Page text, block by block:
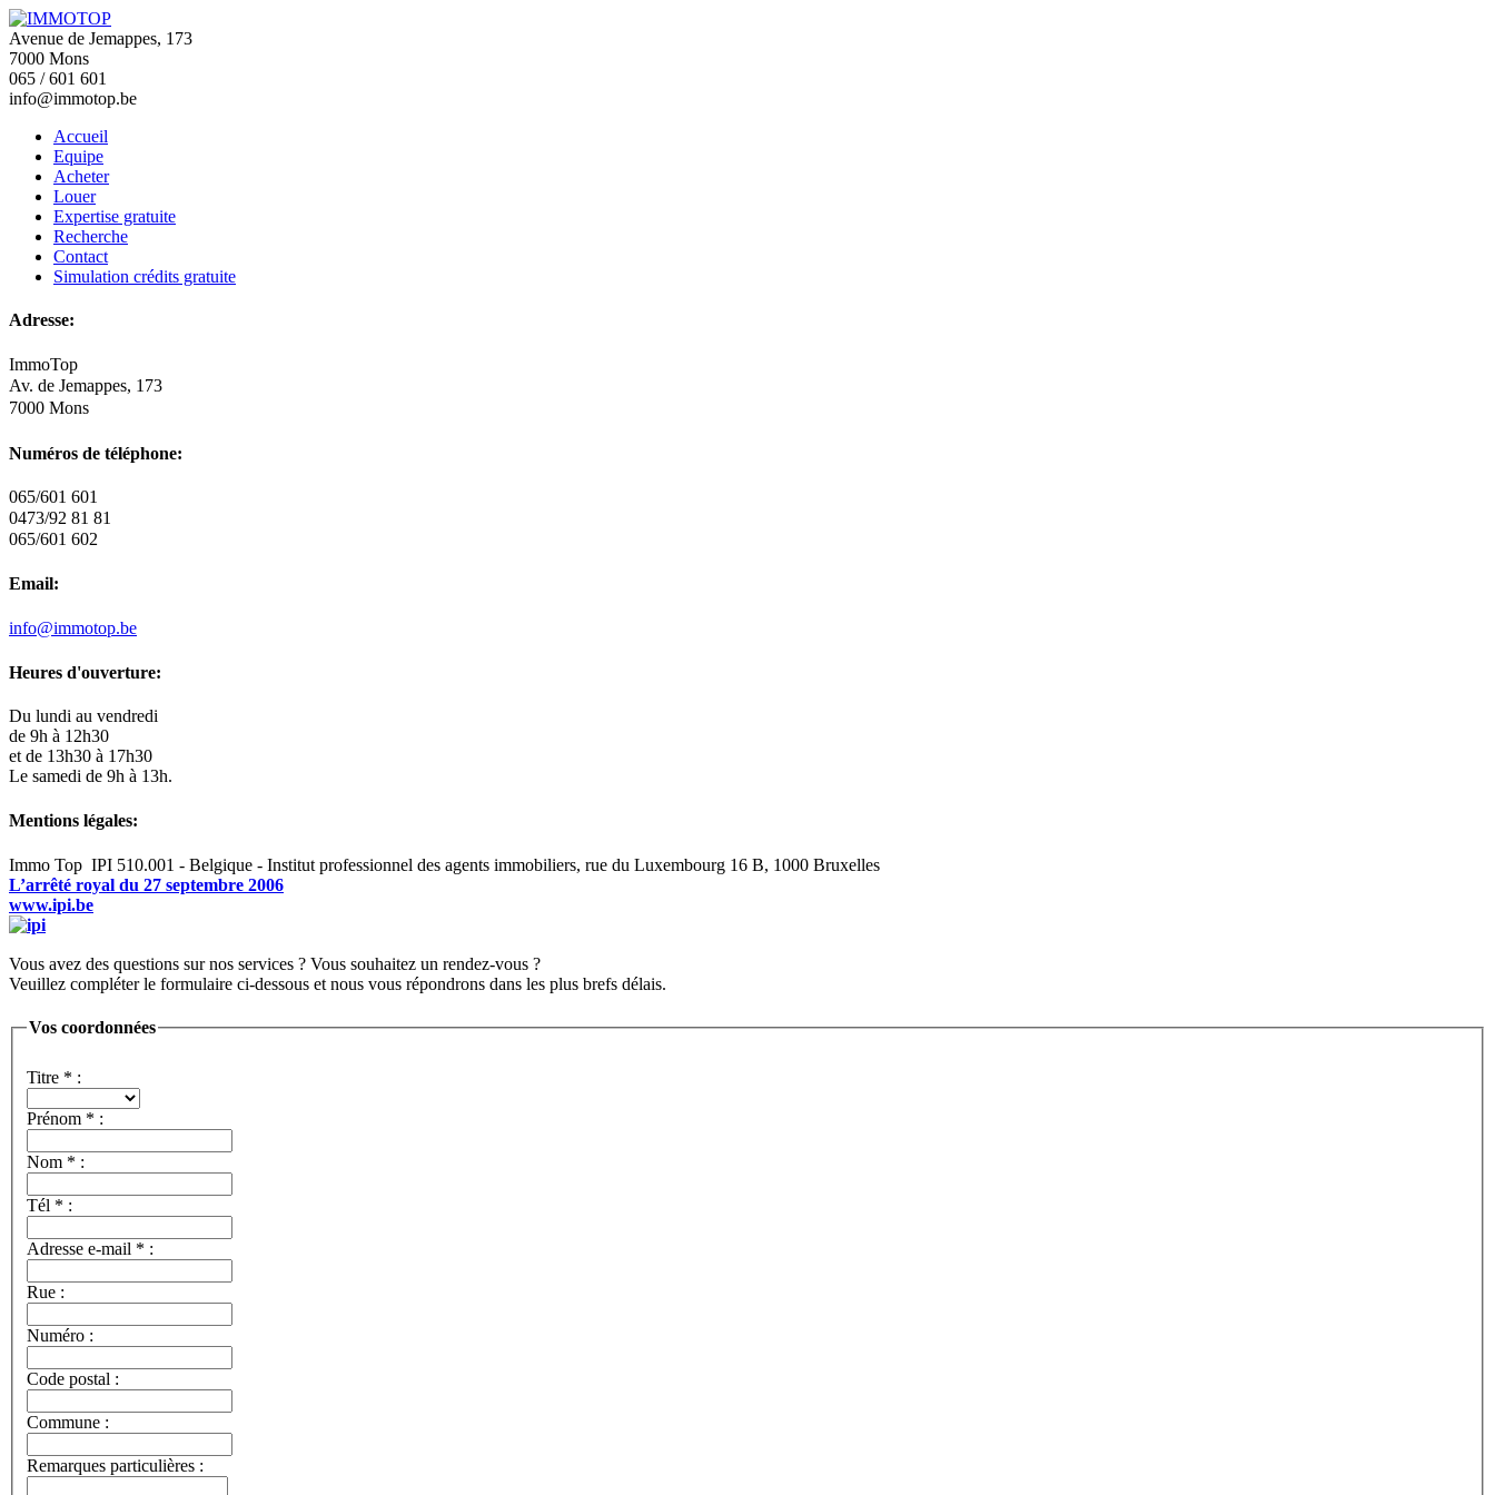
Avenue de Jemappes, 173
7000 Mons
065 / 601 601
info@immotop.be
Accueil
Equipe
Acheter
Louer
Expertise gratuite
Recherche
Contact
Simulation crédits gratuite
Adresse:
ImmoTop
Av. de Jemappes, 173
7000 Mons
Numéros de téléphone:
065/601 601
0473/92 81 81
065/601 602
Email:
info@immotop.be
Heures d'ouverture:
Du lundi au vendredi
de 9h à 12h30
et de 13h30 à 17h30
Le samedi de 9h à 13h.
Mentions légales:
Immo Top IPI 510.001 - Belgique - Institut professionnel des agents immobiliers, rue du Luxembourg 16 B, 1000 Bruxelles
L’arrêté royal du 27 septembre 2006
www.ipi.be
Vous avez des questions sur nos services ? Vous souhaitez un rendez-vous ?
Veuillez compléter le formulaire ci-dessous et nous vous répondrons dans les plus brefs délais.
Vos coordonnées
Titre * :
Prénom * :
Nom * :
Tél * :
Adresse e-mail * :
Rue :
Numéro :
Code postal :
Commune :
Remarques particulières :